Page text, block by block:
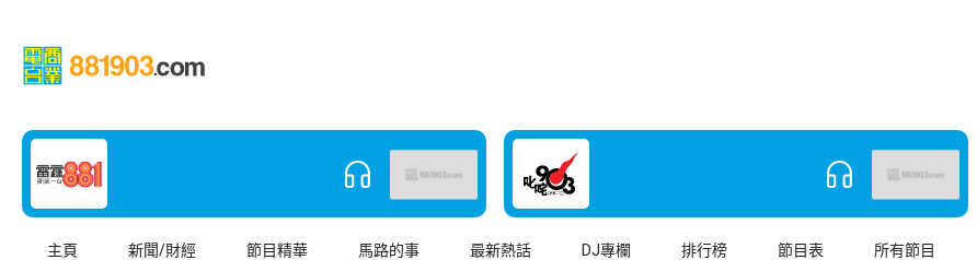
主頁 新聞/財經 節目精華 馬路的事 最新熱話 DJ專欄 排行榜 節目表 所有節目